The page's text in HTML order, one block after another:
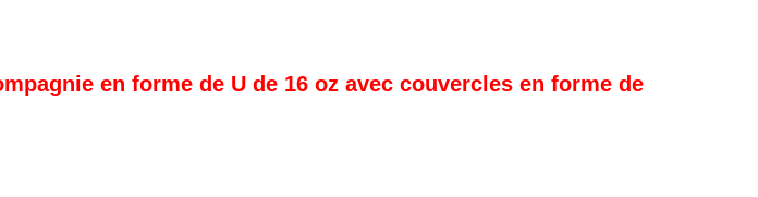
en forme de U de 16 oz avec couvercles en forme de